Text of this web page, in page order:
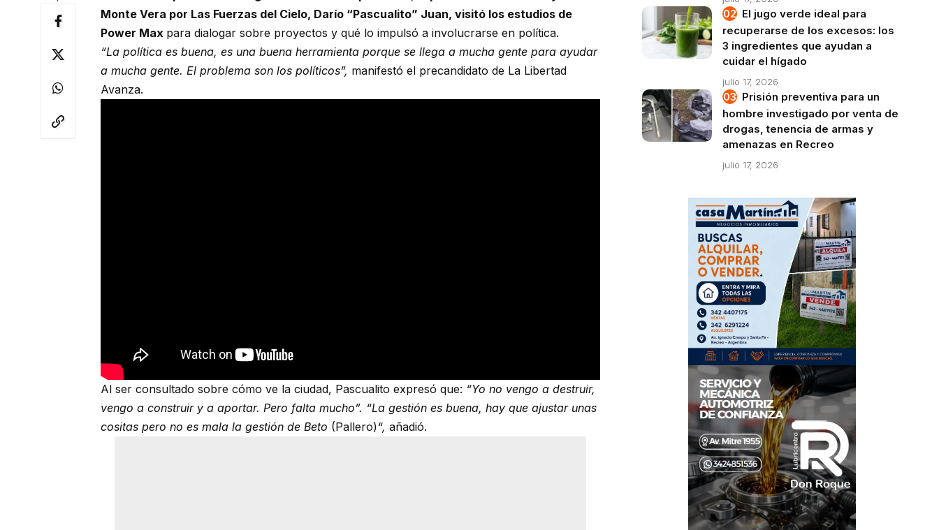
Monte Vera por Las Fuerzas del Cielo, Darío “Pascualito” Juan, visitó los estudios de
Power Max para dialogar sobre proyectos y qué lo impulsó a involucrarse en política.
“La política es buena, es una buena herramienta porque se llega a mucha gente para ayudar
a mucha gente. El problema son los políticos”, manifestó el precandidato de La Libertad
Avanza.
Al ser consultado sobre cómo ve la ciudad, Pascualito expresó que: “Yo no vengo a destruir,
vengo a construir y a aportar. Pero falta mucho”. “La gestión es buena, hay que ajustar unas
cositas pero no es mala la gestión de Beto (Pallero)“, añadió.
El jugo verde ideal para
recuperarse de los excesos: los
3 ingredientes que ayudan a
cuidar el hígado
julio 17, 2026
Prisión preventiva para un
hombre investigado por venta de
drogas, tenencia de armas y
amenazas en Recreo
julio 17, 2026